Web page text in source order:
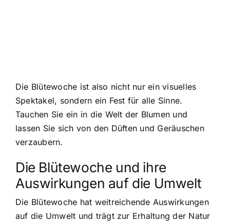
Die Blütewoche ist also nicht nur ein visuelles
Spektakel, sondern ein Fest für alle Sinne.
Tauchen Sie ein in die Welt der Blumen und
lassen Sie sich von den Düften und Geräuschen
verzaubern.
Die Blütewoche und ihre
Auswirkungen auf die Umwelt
Die Blütewoche hat weitreichende Auswirkungen
auf die Umwelt und trägt zur Erhaltung der Natur